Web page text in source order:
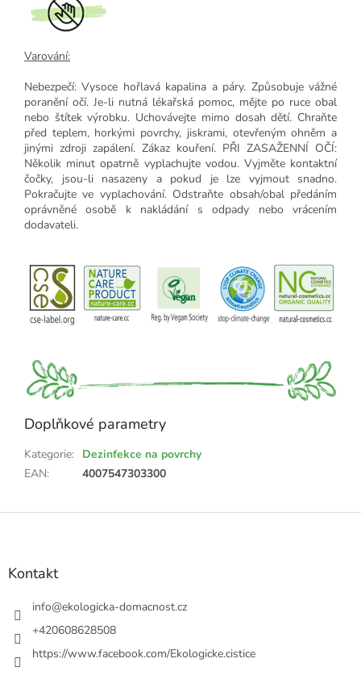
Varování:
Nebezpečí: Vysoce hořlavá kapalina a páry. Způsobuje vážné
poranění očí. Je-li nutná lékařská pomoc, mějte po ruce obal
nebo štítek výrobku. Uchovávejte mimo dosah dětí. Chraňte
před teplem, horkými povrchy, jiskrami, otevřeným ohněm a
jinými zdroji zapálení. Zákaz kouření. PŘI ZASAŽENNÍ OČÍ:
Několik minut opatrně vyplachujte vodou. Vyjměte kontaktní
čočky, jsou-li nasazeny a pokud je lze vyjmout snadno.
Pokračujte ve vyplachování. Odstraňte obsah/obal předáním
oprávněné osobě k nakládání s odpady nebo vrácením
dodavateli.
Doplňkové parametry
Kategorie: Dezinfekce na povrchy
EAN: 4007547303300
Z
Kontakt
info@ekologicka-domacnost.cz
+420608628508
https://www.facebook.com/Ekologicke.cistice